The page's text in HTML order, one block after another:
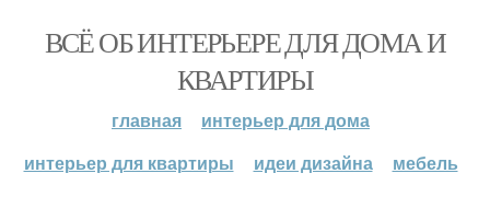
ВСЁ ОБ ИНТЕРЬЕРЕ ДЛЯ ДОМА И
КВАРТИРЫ
главная
интерьер для дома
интерьер для квартиры
идеи дизайна мебель